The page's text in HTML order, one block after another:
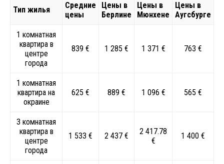
Тип жилья
Средние
цены
Цены в
Берлине
Цены в
Мюнхене
Цены в
Аугсбурге
1 комнатная
квартира в
центре
города
839 € 1 285 € 1 371 € 763 €
1 комнатная
квартира на
окраине
625 € 889 € 1 096 € 565 €
3 комнатная
квартира в
центре
города
1 533 € 2 437 €
2 417.78
€
1 400 €